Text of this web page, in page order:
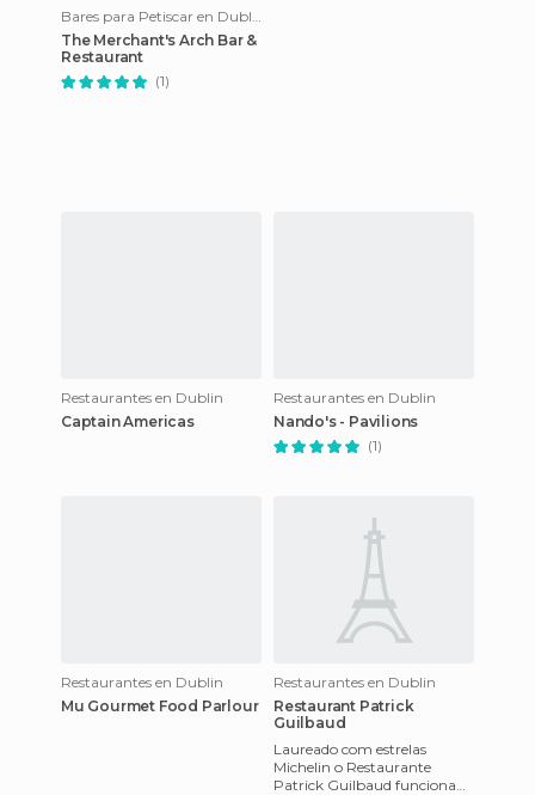
Bares para Petiscar en Dublin
The Merchant's Arch Bar &
Restaurant
(1)
Restaurantes en Dublin
Captain Americas
Restaurantes en Dublin
Nando's - Pavilions
(1)
Restaurantes en Dublin
Mu Gourmet Food Parlour
Restaurantes en Dublin
Restaurant Patrick
Guilbaud
Laureado com estrelas
Michelin o Restaurante
Patrick Guilbaud funciona